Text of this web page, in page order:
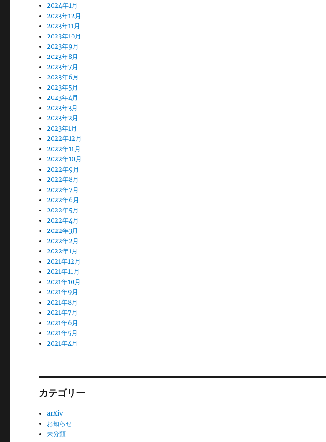
2024年1月
2023年12月
2023年11月
2023年10月
2023年9月
2023年8月
2023年7月
2023年6月
2023年5月
2023年4月
2023年3月
2023年2月
2023年1月
2022年12月
2022年11月
2022年10月
2022年9月
2022年8月
2022年7月
2022年6月
2022年5月
2022年4月
2022年3月
2022年2月
2022年1月
2021年12月
2021年11月
2021年10月
2021年9月
2021年8月
2021年7月
2021年6月
2021年5月
2021年4月
カテゴリー
arXiv
お知らせ
未分類